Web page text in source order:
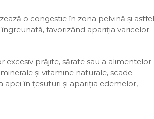
o congestie în zona pelvină și astfel
favorizând apariția varicelor.
prăjite, sărate sau a alimentelor
și vitamine naturale, scade
apei în țesuturi și apariția edemelor,